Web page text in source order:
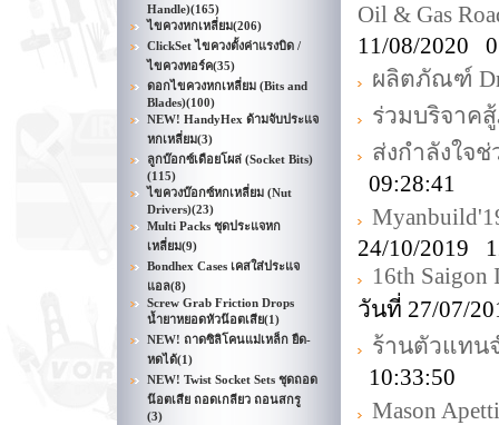
Handle)(165)
ไขควงหกเหลี่ยม(206)
ClickSet ไขควงตั้งค่าแรงบิด /
ไขควงทอร์ค(35)
ดอกไขควงหกเหลี่ยม (Bits and
Blades)(100)
NEW! HandyHex ด้ามจับประแจ
หกเหลี่ยม(3)
ลูกบ๊อกซ์เดือยโผล่ (Socket Bits)
(115)
ไขควงบ๊อกซ์หกเหลี่ยม (Nut
Drivers)(23)
Multi Packs ชุดประแจหก
เหลี่ยม(9)
Bondhex Cases เคสใส่ประแจ
แอล(8)
Screw Grab Friction Drops
น้ำยาหยอดหัวน๊อตเสีย(1)
NEW! ถาดซิลิโคนแม่เหล็ก ยืด-
หดได้(1)
NEW! Twist Socket Sets ชุดถอด
น๊อตเสีย ถอดเกลียว ถอนสกรู
(3)
Oil & Gas
11/08/2020
ผลิตภัณฑ์
ร่วมบริจาค
ส่งกำลังใจช่
09:28:41
24/10/2019
16th Saigon
วันที่ 27/07/
ร้านตัวแทน
10:33:50
Mason